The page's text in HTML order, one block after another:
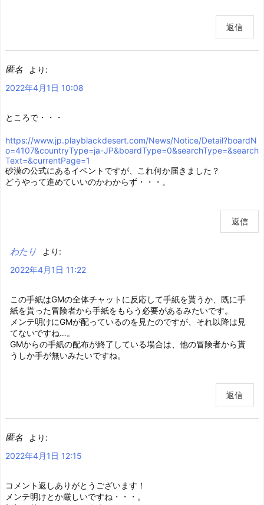
返信
匿名
より:
2022年4月1日 10:08
ところで・・・
https://www.jp.playblackdesert.com/News/Notice/Detail?boardN
o=4107&countryType=ja-JP&boardType=0&searchType=&search
Text=&currentPage=1
砂漠の公式にあるイベントですが、これ何か届きました？
どうやって進めていいのかわからず・・・。
返信
わたり
より:
2022年4月1日 11:22
この手紙はGMの全体チャットに反応して手紙を貰うか、既に手
紙を貰った冒険者から手紙をもらう必要があるみたいです。
メンテ明けにGMが配っているのを見たのですが、それ以降は見
てないですね…。
GMからの手紙の配布が終了している場合は、他の冒険者から貰
うしか手が無いみたいですね。
返信
匿名
より:
2022年4月1日 12:15
コメント返しありがとうございます！
メンテ明けとか厳しいですね・・・。